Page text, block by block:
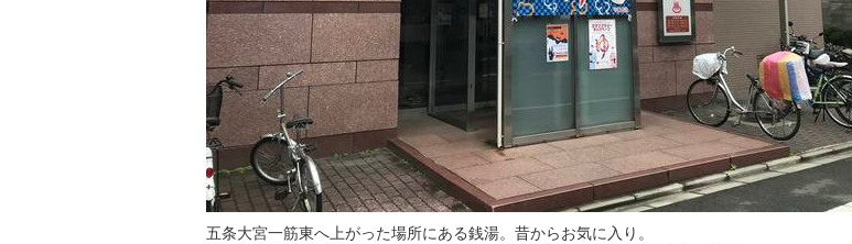
五条大宮一筋東へ上がった場所にある銭湯。昔からお気に入り。